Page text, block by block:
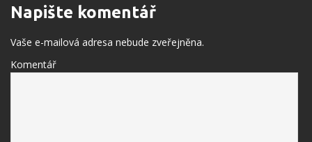
Napište komentář
Vaše e-mailová adresa nebude zveřejněna.
Komentář